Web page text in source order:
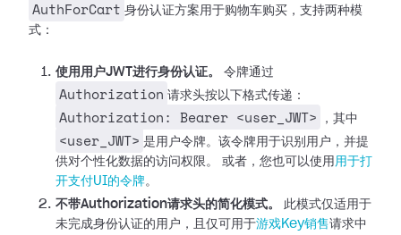
AuthForCart 身份认证方案用于购物车购买，支持两种模
式：
使用用户JWT进行身份认证。 令牌通过
Authorization 请求头按以下格式传递：
Authorization: Bearer <user_JWT> ，其中
<user_JWT> 是用户令牌。该令牌用于识别用户，并提
供对个性化数据的访问权限。
或者，您也可以使用 用于打
开支付UI的令牌。
不带Authorization请求头的简化模式。
此模式仅适用于
未完成身份认证的用户，且仅可用于游戏Key销售请求中